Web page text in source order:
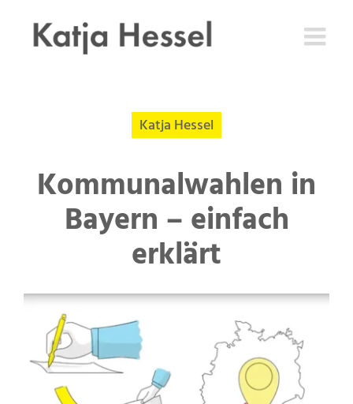
springen
Katja Hessel
Kommunalwahlen in
Bayern – einfach
erklärt